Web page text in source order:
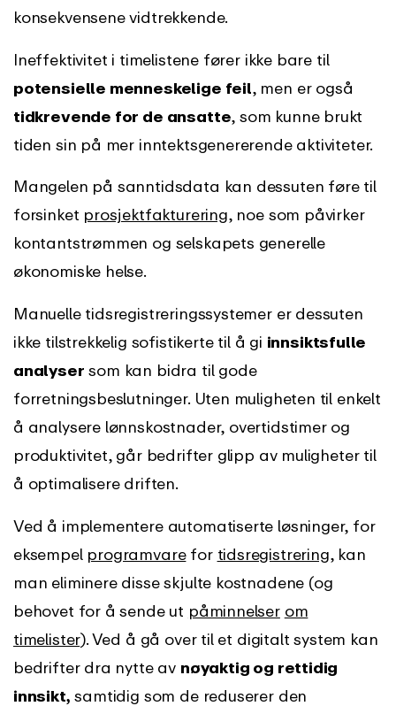
konsekvensene vidtrekkende.
Ineffektivitet i timelistene fører ikke bare til
potensielle menneskelige feil, men er også
tidkrevende for de ansatte, som kunne brukt
tiden sin på mer inntektsgenererende aktiviteter.
Mangelen på sanntidsdata kan dessuten føre til
forsinket prosjektfakturering, noe som påvirker
kontantstrømmen og selskapets generelle
økonomiske helse.
Manuelle tidsregistreringssystemer er dessuten
ikke tilstrekkelig sofistikerte til å gi innsiktsfulle
analyser som kan bidra til gode
forretningsbeslutninger. Uten muligheten til enkelt
å analysere lønnskostnader, overtidstimer og
produktivitet, går bedrifter glipp av muligheter til
å optimalisere driften.
Ved å implementere automatiserte løsninger, for
eksempel programvarefor tidsregistrering, kan
man eliminere disse skjulte kostnadene (og
behovet for å sende ut påminnelser om
timelister). Ved å gå over til et digitalt system kan
bedrifter dra nytte av nøyaktig og rettidig
innsikt, samtidig som de reduserer den